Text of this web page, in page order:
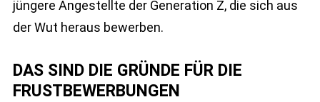
jüngere Angestellte der Generation Z, die sich aus
der Wut heraus bewerben.
DAS SIND DIE GRÜNDE FÜR DIE
FRUSTBEWERBUNGEN